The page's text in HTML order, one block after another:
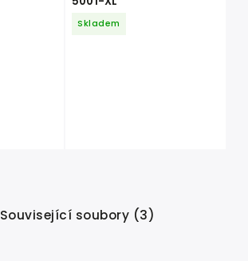
Skladem
Související soubory (3)